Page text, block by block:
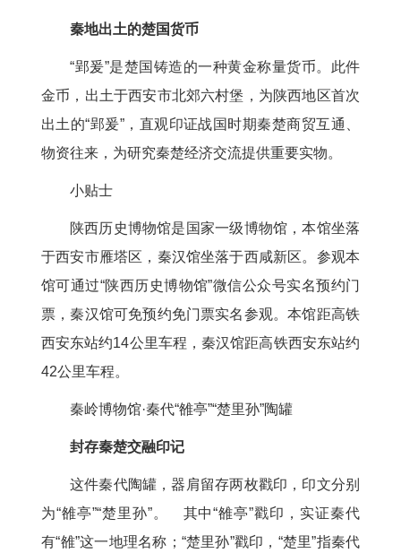
秦地出土的楚国货币
“郢爰”是楚国铸造的一种黄金称量货币。此件
金币，出土于西安市北郊六村堡，为陕西地区首次
出土的“郢爰”，直观印证战国时期秦楚商贸互通、
物资往来，为研究秦楚经济交流提供重要实物。
小贴士
陕西历史博物馆是国家一级博物馆，本馆坐落
于西安市雁塔区，秦汉馆坐落于西咸新区。参观本
馆可通过“陕西历史博物馆”微信公众号实名预约门
票，秦汉馆可免预约免门票实名参观。本馆距高铁
西安东站约14公里车程，秦汉馆距高铁西安东站约
42公里车程。
秦岭博物馆·秦代“雒亭”“楚里孙”陶罐
封存秦楚交融印记
这件秦代陶罐，器肩留存两枚戳印，印文分别
为“雒亭”“楚里孙”。 其中“雒亭”戳印，实证秦代
有“雒”这一地理名称；“楚里孙”戳印，“楚里”指秦代